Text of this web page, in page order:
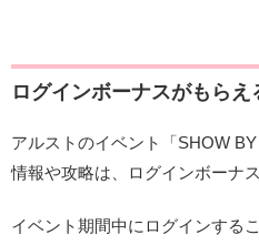
ログインボーナスがもらえ
アルストのイベント「SHOW
情報や攻略は、ログインボーナ
イベント期間中にログインする